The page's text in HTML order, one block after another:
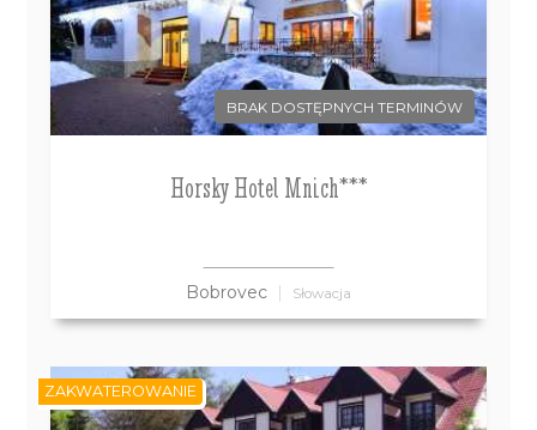
BRAK DOSTĘPNYCH TERMINÓW
Horsky Hotel Mnich***
Bobrovec Słowacja
ZAKWATEROWANIE